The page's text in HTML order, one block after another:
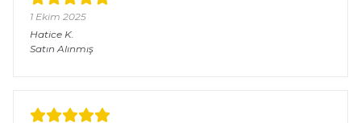
1 Ekim 2025
Hatice K.
Satın Alınmış